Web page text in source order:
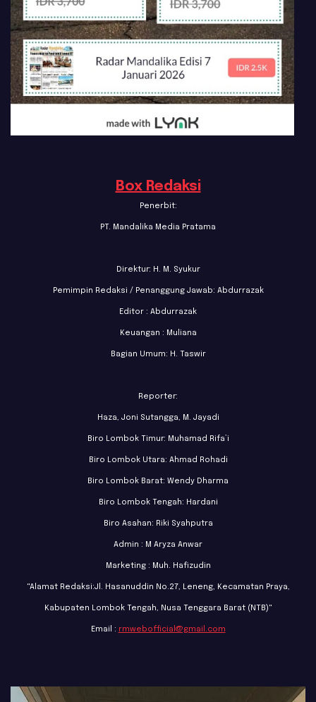
Box Redaksi
Penerbit:
PT. Mandalika Media Pratama
Direktur: H. M. Syukur
Pemimpin Redaksi / Penanggung Jawab: Abdurrazak
Editor : Abdurrazak
Keuangan : Muliana
Bagian Umum: H. Taswir
Reporter:
Haza, Joni Sutangga, M. Jayadi
Biro Lombok Timur: Muhamad Rifa’i
Biro Lombok Utara: Ahmad Rohadi
Biro Lombok Barat: Wendy Dharma
Biro Lombok Tengah: Hardani
Biro Asahan: Riki Syahputra
Admin : M Aryza Anwar
Marketing : Muh. Hafizudin
"Alamat Redaksi:Jl. Hasanuddin No.27, Leneng, Kecamatan Praya,
Kabupaten Lombok Tengah, Nusa Tenggara Barat (NTB)"
Email : rmwebofficial@gmail.com